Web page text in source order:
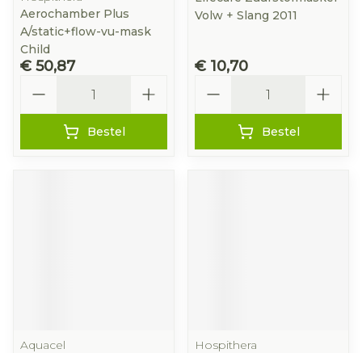
Aerochamber Plus
A/static+flow-vu-mask
Child
€ 50,87
Bestel
Volw + Slang 2011
€ 10,70
Bestel
Aquacel
Hospithera